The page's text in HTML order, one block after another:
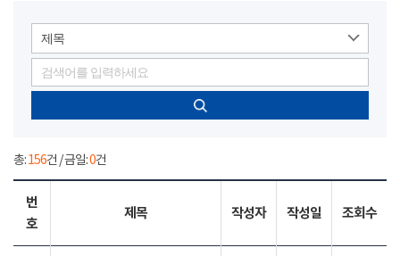
제목
총:156건 / 금일:0건
번
호
제목 작성자 작성일 조회수